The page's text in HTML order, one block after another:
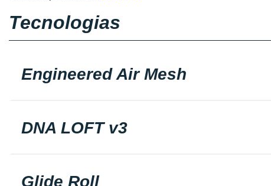
Tecnologias
Engineered Air Mesh
DNA LOFT v3
Glide Roll